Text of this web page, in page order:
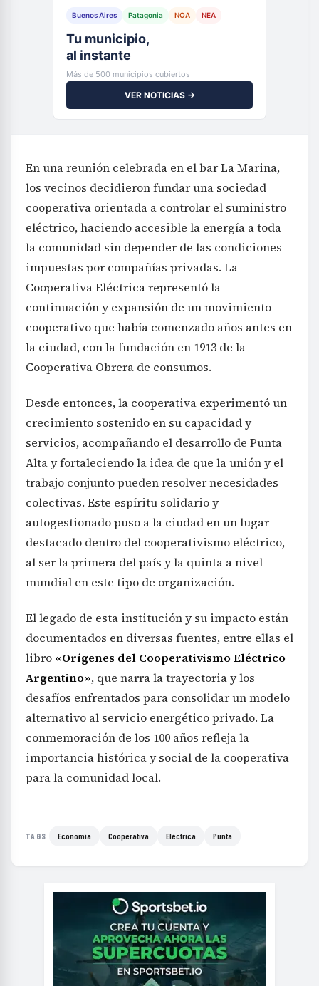
Buenos Aires Patagonia NOA NEA
Tu municipio,
al instante
Más de 500 municipios cubiertos
VER NOTICIAS →
En una reunión celebrada en el bar La Marina,
los vecinos decidieron fundar una sociedad
cooperativa orientada a controlar el suministro
eléctrico, haciendo accesible la energía a toda
la comunidad sin depender de las condiciones
impuestas por compañías privadas. La
Cooperativa Eléctrica representó la
continuación y expansión de un movimiento
cooperativo que había comenzado años antes en
la ciudad, con la fundación en 1913 de la
Cooperativa Obrera de consumos.
Desde entonces, la cooperativa experimentó un
crecimiento sostenido en su capacidad y
servicios, acompañando el desarrollo de Punta
Alta y fortaleciendo la idea de que la unión y el
trabajo conjunto pueden resolver necesidades
colectivas. Este espíritu solidario y
autogestionado puso a la ciudad en un lugar
destacado dentro del cooperativismo eléctrico,
al ser la primera del país y la quinta a nivel
mundial en este tipo de organización.
El legado de esta institución y su impacto están
documentados en diversas fuentes, entre ellas el
libro «Orígenes del Cooperativismo Eléctrico
Argentino», que narra la trayectoria y los
desafíos enfrentados para consolidar un modelo
alternativo al servicio energético privado. La
conmemoración de los 100 años refleja la
importancia histórica y social de la cooperativa
para la comunidad local.
TAGS Economía Cooperativa Eléctrica Punta